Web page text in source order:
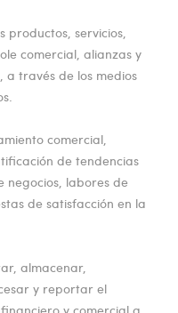
productos, servicios,
comercial, alianzas y
través de los medios
comercial,
de tendencias
negocios, labores de
de satisfacción en la
almacenar,
y reportar el